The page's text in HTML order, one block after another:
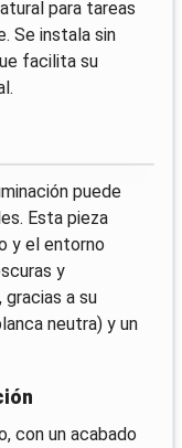
para tareas
Se instala sin
facilita su
puede
Esta pieza
y el entorno
y
a su
neutra) y un
con un acabado